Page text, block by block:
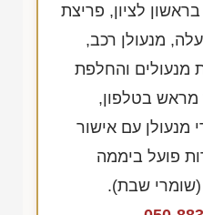
לציון, פריצת
מנעולן רכב,
מנעולים והחלפת
מראש בטלפון,
מנעולן עם אישור
פועל ביממה
(שומרי שבת).